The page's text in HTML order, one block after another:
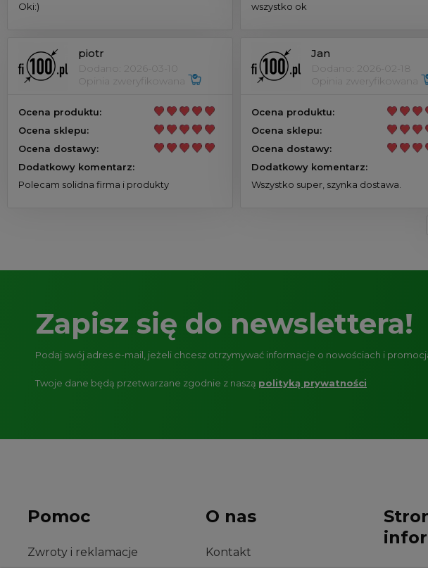
Oki:)
wszystko ok
piotr
Dodano: 2026-03-10
Opinia zweryfikowana
Ocena produktu:
Ocena sklepu:
Ocena dostawy:
Dodatkowy komentarz:
Polecam solidna firma i produkty
Jan
Dodano: 2026-02-18
Opinia zweryfikowana
Ocena produktu:
Ocena sklepu:
Ocena dostawy:
Dodatkowy komentarz:
Wszystko super, szynka dostawa.
Zapisz się do newslettera!
Podaj swój adres e-mail, jeżeli chcesz otrzymywać informacje o nowościach i
Twoje dane będą przetwarzane zgodnie z naszą polityką prywatności
Pomoc
Zwroty i reklamacje
O nas
Kontakt